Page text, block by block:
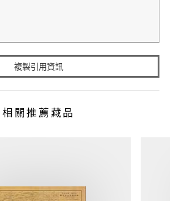
複製引用資訊
相關推薦藏品